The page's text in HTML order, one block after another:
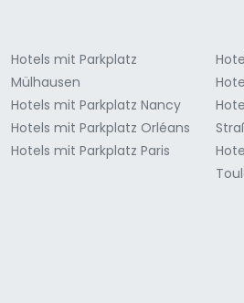
Hotels mit Parkplatz
Mülhausen
Hotels mit Parkplatz Nancy
Hotels mit Parkplatz Orléans
Hotels mit Parkplatz Paris